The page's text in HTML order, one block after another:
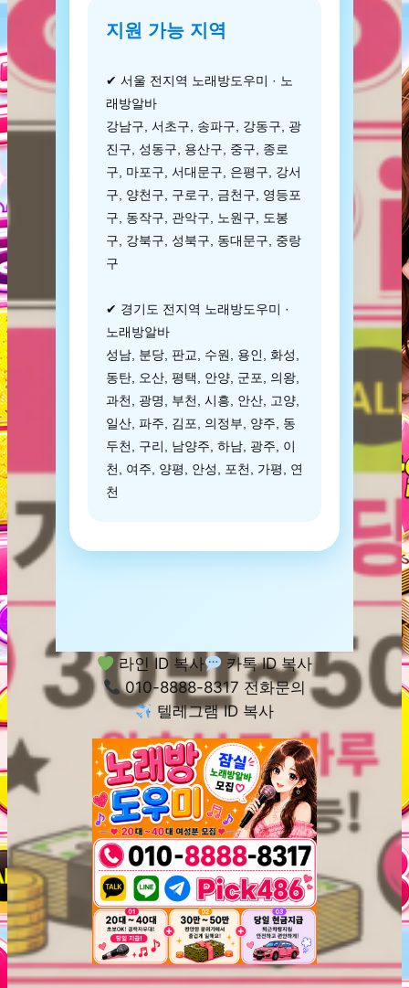
지원 가능 지역
✔ 서울 전지역 노래방도우미 · 노
래방알바
강남구, 서초구, 송파구, 강동구, 광
진구, 성동구, 용산구, 중구, 종로
구, 마포구, 서대문구, 은평구, 강서
구, 양천구, 구로구, 금천구, 영등포
구, 동작구, 관악구, 노원구, 도봉
구, 강북구, 성북구, 동대문구, 중랑
구
✔ 경기도 전지역 노래방도우미 ·
노래방알바
성남, 분당, 판교, 수원, 용인, 화성,
동탄, 오산, 평택, 안양, 군포, 의왕,
과천, 광명, 부천, 시흥, 안산, 고양,
일산, 파주, 김포, 의정부, 양주, 동
두천, 구리, 남양주, 하남, 광주, 이
천, 여주, 양평, 안성, 포천, 가평, 연
천
라인 ID 복사
카톡 ID 복사
010-8888-8317 전화문의
텔레그램 ID 복사